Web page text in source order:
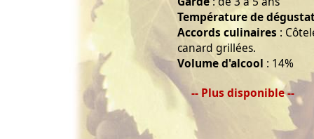
Température de
Accords culinaires :
canard grillées.
Volume d'alcool : 14%
-- Plus disponible --